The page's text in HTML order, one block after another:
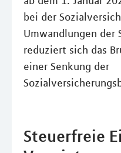
bei der
Umwandlungen der
reduziert sich das
einer Senkung der
Steuerfreie